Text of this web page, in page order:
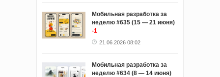
Мобильная разработка за
неделю #635 (15 — 21 июня)
-1
21.06.2026 08:02
Мобильная разработка за
неделю #634 (8 — 14 июня)